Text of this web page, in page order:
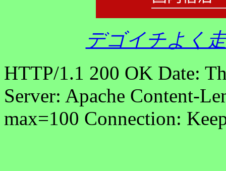
デゴイチよく
HTTP/1.1 200 OK Date:
Server: Apache Content-
max=100 Connection: